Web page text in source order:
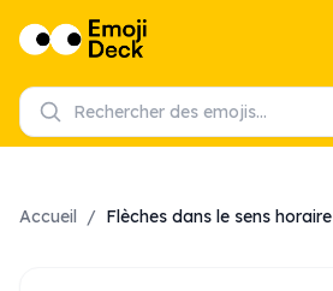
Accueil / Flèches dans le sens horaire